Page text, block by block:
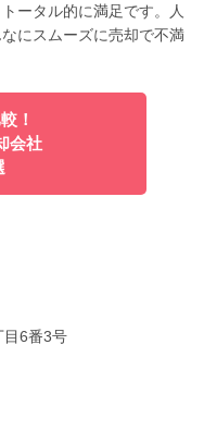
ータル的に満足です。人
にスムーズに売却で不満
！
会社
目6番3号